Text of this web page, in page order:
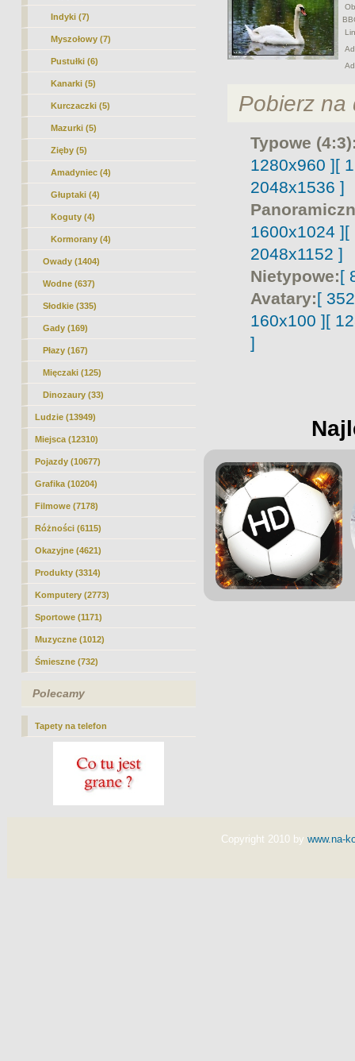
Indyki (7)
Myszołowy (7)
Pustułki (6)
Kanarki (5)
Kurczaczki (5)
Mazurki (5)
Zięby (5)
Amadyniec (4)
Głuptaki (4)
Koguty (4)
Kormorany (4)
Owady (1404)
Wodne (637)
Słodkie (335)
Gady (169)
Płazy (167)
Mięczaki (125)
Dinozaury (33)
Ludzie (13949)
Miejsca (12310)
Pojazdy (10677)
Grafika (10204)
Filmowe (7178)
Różności (6115)
Okazyjne (4621)
Produkty (3314)
Komputery (2773)
Sportowe (1171)
Muzyczne (1012)
Śmieszne (732)
Polecamy
Tapety na telefon
Pobierz na
Typowe
1280x960 ][
2048x1536 ]
1600x1024 ][
2048x1152 ]
Nietypowe:[
Avatary:[
160x100 ][
]
Copyright 2010 by www.na-